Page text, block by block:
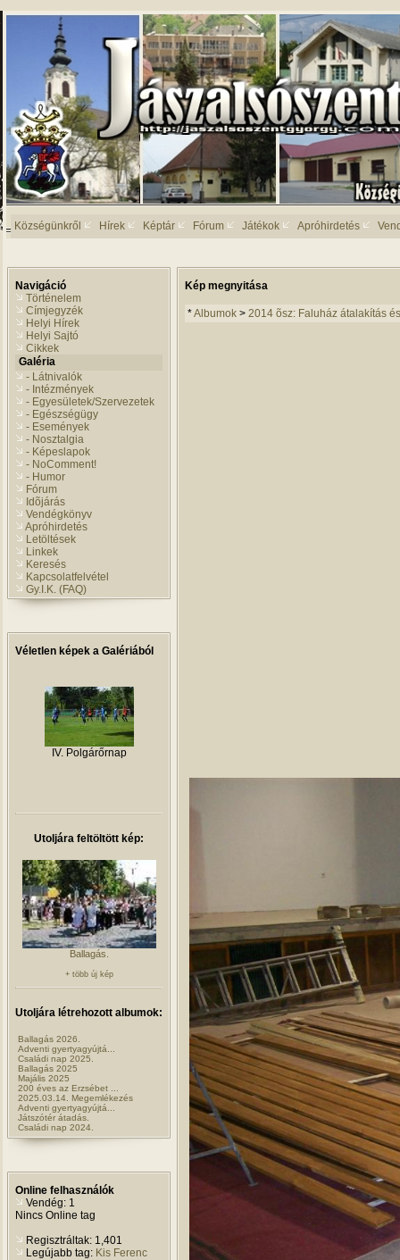
Községünkről Hírek Képtár Fórum Játékok Apróhirdetés
Navigáció
Történelem
Címjegyzék
Helyi Hírek
Helyi Sajtó
Cikkek
Galéria
- Látnivalók
- Intézmények
- Egyesületek/Szervezetek
- Egészségügy
- Események
- Nosztalgia
- Képeslapok
- NoComment!
- Humor
Fórum
Idõjárás
Vendégkönyv
Apróhirdetés
Letöltések
Linkek
Keresés
Kapcsolatfelvétel
Gy.I.K. (FAQ)
Véletlen képek a Galériából
IV. Polgárőrnap
Utoljára feltöltött kép:
Ballagás.
+ több új kép
Utoljára létrehozott albumok:
Ballagás 2026.
Adventi gyertyagyújtá...
Családi nap 2025.
Ballagás 2025
Majális 2025
200 éves az Erzsébet ...
2025.03.14. Megemlékezés
Adventi gyertyagyújtá...
Játszótér átadás.
Családi nap 2024.
Online felhasználók
Vendég: 1
Nincs Online tag
Regisztráltak: 1,401
Legújabb tag: Kis Ferenc
Kép megnyitása
*Albumok > 2014 õsz: Faluház átalakítás